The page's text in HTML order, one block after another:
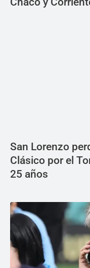
San Lorenzo
Clásico por el
25 años